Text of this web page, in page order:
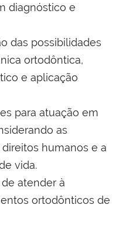
diagnóstico e
das possibilidades
ortodôntica,
e aplicação
para atuação em
as
humanos e a
vida.
atender à
ortodônticos de